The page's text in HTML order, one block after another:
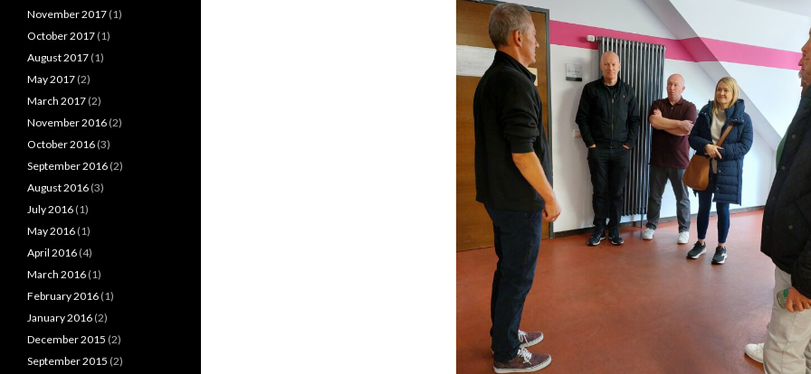
November 2017 (1)
October 2017 (1)
August 2017 (1)
May 2017 (2)
March 2017 (2)
November 2016 (2)
October 2016 (3)
September 2016 (2)
August 2016 (3)
July 2016 (1)
May 2016 (1)
April 2016 (4)
March 2016 (1)
February 2016 (1)
January 2016 (2)
December 2015 (2)
September 2015 (2)